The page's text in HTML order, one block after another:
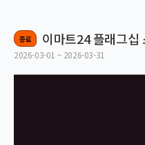
종료 이마트24 플래그십
2026-03-01 ~ 2026-03-31